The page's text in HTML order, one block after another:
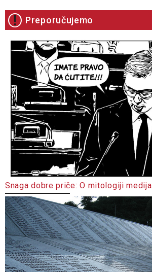
Preporučujemo
Snaga dobre priče: O mitologiji medija